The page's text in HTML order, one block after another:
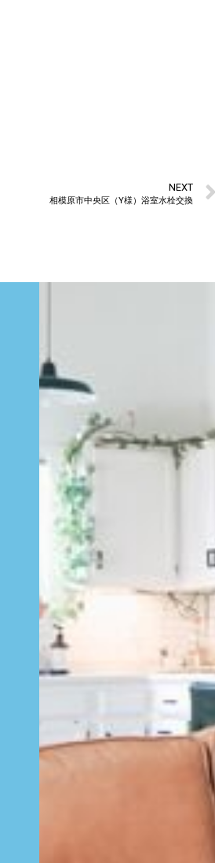
NEXT
相模原市中央区（Y様）浴室水栓交換